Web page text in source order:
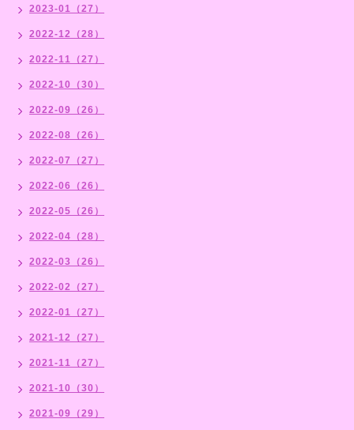
2023-01（27）
2022-12（28）
2022-11（27）
2022-10（30）
2022-09（26）
2022-08（26）
2022-07（27）
2022-06（26）
2022-05（26）
2022-04（28）
2022-03（26）
2022-02（27）
2022-01（27）
2021-12（27）
2021-11（27）
2021-10（30）
2021-09（29）